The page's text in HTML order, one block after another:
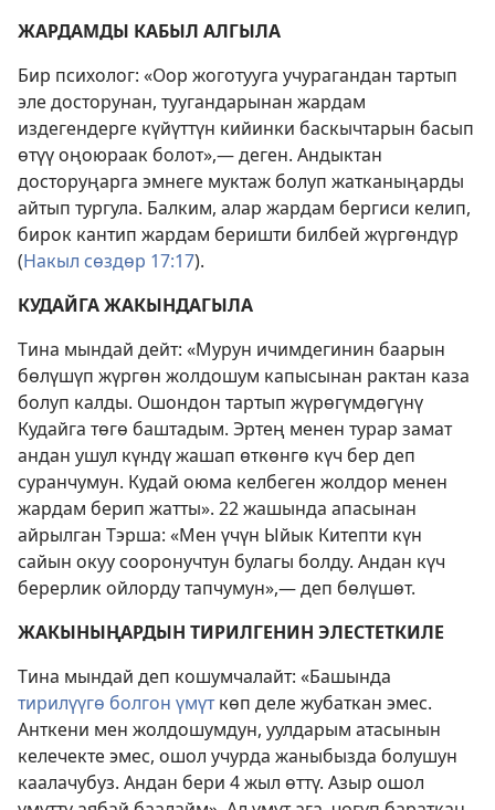
ЖАРДАМДЫ КАБЫЛ АЛГЫЛА
Бир психолог: «Оор жоготууга учурагандан тартып
эле досторунан, туугандарынан жардам
издегендерге күйүттүн кийинки баскычтарын басып
өтүү оңоюраак болот»,— деген. Андыктан
досторуңарга эмнеге муктаж болуп жатканыңарды
айтып тургула. Балким, алар жардам бергиси келип,
бирок кантип жардам беришти билбей жүргөндүр
(Накыл сөздөр 17:17).
КУДАЙГА ЖАКЫНДАГЫЛА
Тина мындай дейт: «Мурун ичимдегинин баарын
бөлүшүп жүргөн жолдошум капысынан рактан каза
болуп калды. Ошондон тартып жүрөгүмдөгүнү
Кудайга төгө баштадым. Эртең менен турар замат
андан ушул күндү жашап өткөнгө күч бер деп
суранчумун. Кудай оюма келбеген жолдор менен
жардам берип жатты». 22 жашында апасынан
айрылган Тэрша: «Мен үчүн Ыйык Китепти күн
сайын окуу сооронучтун булагы болду. Андан күч
берерлик ойлорду тапчумун»,— деп бөлүшөт.
ЖАКЫНЫҢАРДЫН ТИРИЛГЕНИН ЭЛЕСТЕТКИЛЕ
Тина мындай деп кошумчалайт: «Башында
тирилүүгө болгон үмүткөп деле жубаткан эмес.
Анткени мен жолдошумдун, уулдарым атасынын
келечекте эмес, ошол учурда жаныбызда болушун
каалачубуз. Андан бери 4 жыл өттү. Азыр ошол